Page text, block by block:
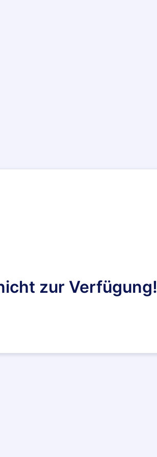
zur Verfügung!